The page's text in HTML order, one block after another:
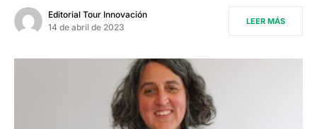
Editorial Tour Innovación
14 de abril de 2023
LEER MÁS